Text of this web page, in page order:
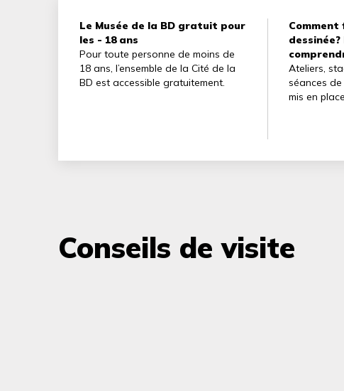
Le Musée de la BD gratuit pour
les - 18 ans
Pour toute personne de moins de
18 ans, l’ensemble de la Cité de la
BD est accessible gratuitement.
Ateliers,
séances de
mis en
Conseils de visite